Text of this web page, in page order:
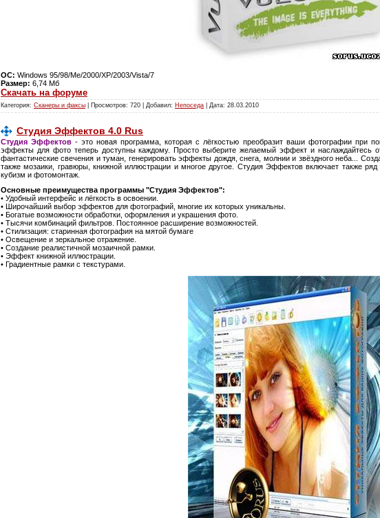
ОС: Windows 95/98/Me/2000/XP/2003/Vista/7
Размер: 6,74 Мб
Скачать на форуме
Категория: Сканеры и факсы | Просмотров: 720 | Добавил: Непоседа | Дата: 28.03.2010
Студия Эффектов 4.0 Rus
Студия Эффектов - это новая программа, которая с лёгкостью преобразит ваши фотографии при
эффекты для фото теперь доступны каждому. Просто выберите желаемый эффект и наслаждайтесь
фантастические свечения и туман, генерировать эффекты дождя, снега, молнии и звёздного неба...
также мозаики, гравюры, книжной иллюстрации и многое другое. Студия Эффектов включает также
кубизм и фотомонтаж.
Основные преимущества программы "Студия Эффектов":
• Удобный интерфейс и лёгкость в освоении.
• Широчайший выбор эффектов для фотографий, многие их которых уникальны.
• Богатые возможности обработки, оформления и украшения фото.
• Тысячи комбинаций фильтров. Постоянное расширение возможностей.
• Стилизация: старинная фотография на мятой бумаге
• Освещение и зеркальное отражение.
• Создание реалистичной мозаичной рамки.
• Эффект книжной иллюстрации.
• Градиентные рамки с текстурами.